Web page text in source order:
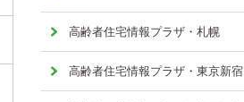
高齢者住宅情報プラザ・札幌
高齢者住宅情報プラザ・東京新宿